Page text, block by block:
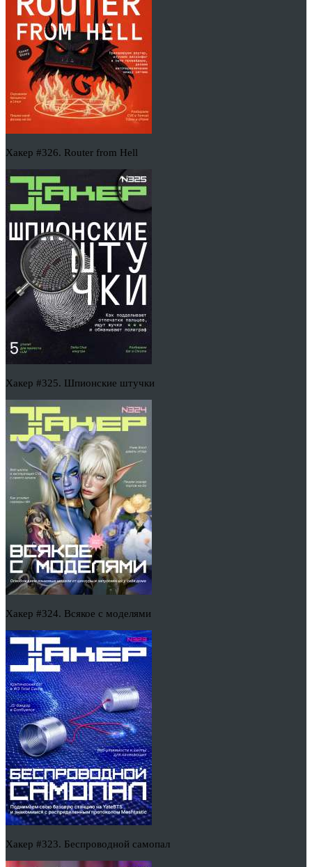
Хакер #326. Router from Hell
Хакер #325. Шпионские штучки
Хакер #324. Всякое с моделями
Хакер #323. Беспроводной самопал